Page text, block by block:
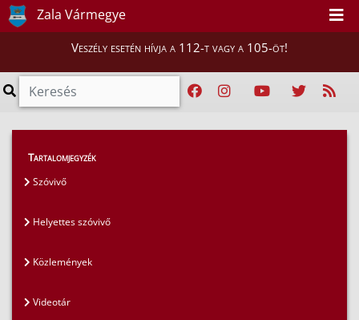
Zala Vármegye
Veszély esetén hívja a 112-t vagy a 105-öt!
Magunkról
Tartalomjegyzék
Szóvivő
Helyettes szóvivő
Közlemények
Videotár